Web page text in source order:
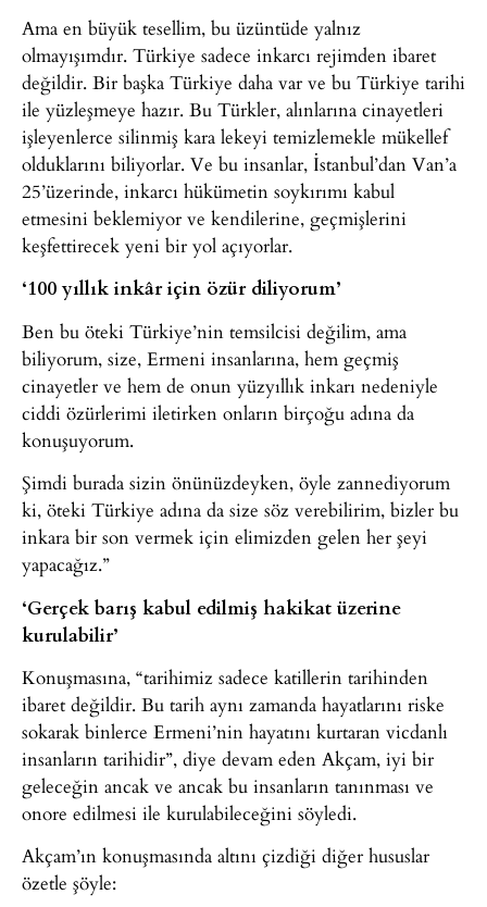
Ama en büyük tesellim, bu üzüntüde yalnız
olmayışımdır. Türkiye sadece inkarcı rejimden ibaret
değildir. Bir başka Türkiye daha var ve bu Türkiye tarihi
ile yüzleşmeye hazır. Bu Türkler, alınlarına cinayetleri
işleyenlerce silinmiş kara lekeyi temizlemekle mükellef
olduklarını biliyorlar. Ve bu insanlar, İstanbul’dan Van’a
25’üzerinde, inkarcı hükümetin soykırımı kabul
etmesini beklemiyor ve kendilerine, geçmişlerini
keşfettirecek yeni bir yol açıyorlar.
‘100 yıllık inkâr için özür diliyorum’
Ben bu öteki Türkiye’nin temsilcisi değilim, ama
biliyorum, size, Ermeni insanlarına, hem geçmiş
cinayetler ve hem de onun yüzyıllık inkarı nedeniyle
ciddi özürlerimi iletirken onların birçoğu adına da
konuşuyorum.
Şimdi burada sizin önünüzdeyken, öyle zannediyorum
ki, öteki Türkiye adına da size söz verebilirim, bizler bu
inkara bir son vermek için elimizden gelen her şeyi
yapacağız.”
‘Gerçek barış kabul edilmiş hakikat üzerine
kurulabilir’
Konuşmasına, “tarihimiz sadece katillerin tarihinden
ibaret değildir. Bu tarih aynı zamanda hayatlarını riske
sokarak binlerce Ermeni’nin hayatını kurtaran vicdanlı
insanların tarihidir”, diye devam eden Akçam, iyi bir
geleceğin ancak ve ancak bu insanların tanınması ve
onore edilmesi ile kurulabileceğini söyledi.
Akçam’ın konuşmasında altını çizdiği diğer hususlar
özetle şöyle: